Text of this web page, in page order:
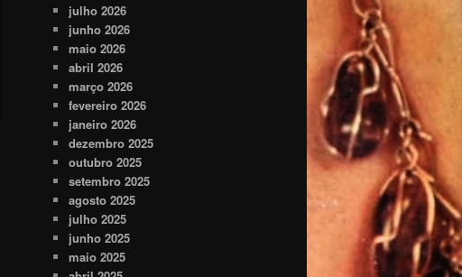
julho 2026
junho 2026
maio 2026
abril 2026
março 2026
fevereiro 2026
janeiro 2026
dezembro 2025
outubro 2025
setembro 2025
agosto 2025
julho 2025
junho 2025
maio 2025